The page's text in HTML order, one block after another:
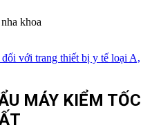
với trang thiết bị y tế loại A,
MÁY KIỂM TỐC